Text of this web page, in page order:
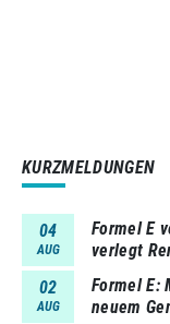
KURZMELDUNGEN
04
AUG
Formel E
verlegt
02
AUG
Formel E:
neuem